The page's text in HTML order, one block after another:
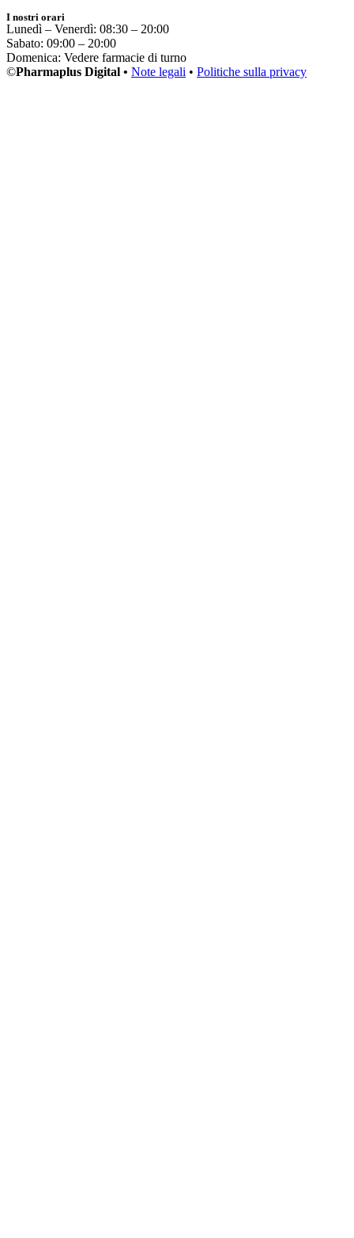
I nostri orari
Lunedì – Venerdì: 08:30 – 20:00
Sabato: 09:00 – 20:00
Domenica: Vedere farmacie di turno
©Pharmaplus Digital • Note legali • Politiche sulla privacy